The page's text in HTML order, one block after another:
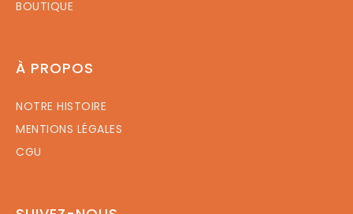
BOUTIQUE
À PROPOS
NOTRE HISTOIRE
MENTIONS LÉGALES
CGU